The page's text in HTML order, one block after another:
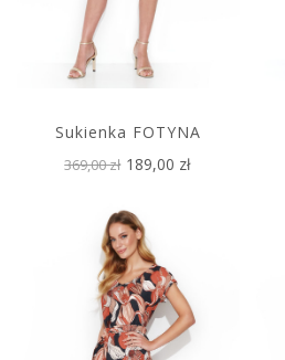
Sukienka FOTYNA
369,00 zł 189,00 zł